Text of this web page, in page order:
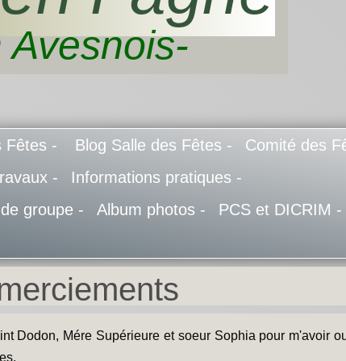
Fêtes - Blog Salle des Fêtes -
Comité des
-
Informations pratiques -
groupe - Album photos -
PCS et DICRIM -
Dodon, Mére Supérieure et soeur Sophia pour m'avoir